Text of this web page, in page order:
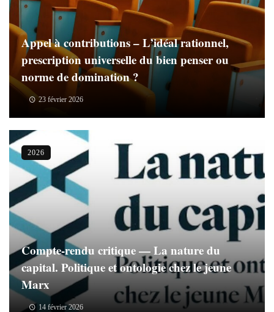
Appel à contributions – L’idéal rationnel,
prescription universelle du bien penser ou
norme de domination ?
23 février 2026
Compte-rendu critique — La nature du
capital. Politique et ontologie chez le jeune
Marx
14 février 2026
2026